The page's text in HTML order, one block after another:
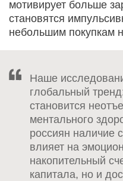
мотивирует больше
становятся
небольшим покупкам
Наше
глобальный
становится
ментального
россиян наличие
влияет на
накопительный
капитала, но и